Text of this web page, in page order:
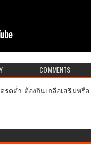
COMMENTS
รตต่ำ ต้องกินเกลือเสริมหรือ